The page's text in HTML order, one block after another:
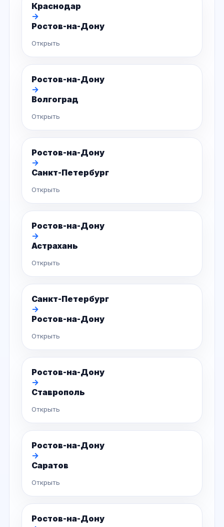
Краснодар
→
Ростов-на-Дону
Открыть
Ростов-на-Дону
→
Волгоград
Открыть
Ростов-на-Дону
→
Санкт-Петербург
Открыть
Ростов-на-Дону
→
Астрахань
Открыть
Санкт-Петербург
→
Ростов-на-Дону
Открыть
Ростов-на-Дону
→
Ставрополь
Открыть
Ростов-на-Дону
→
Саратов
Открыть
Ростов-на-Дону